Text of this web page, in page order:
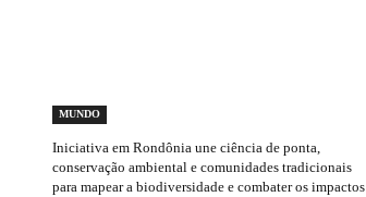
MUNDO
Iniciativa em Rondônia une ciência de ponta,
conservação ambiental e comunidades tradicionais
para mapear a biodiversidade e combater os impactos